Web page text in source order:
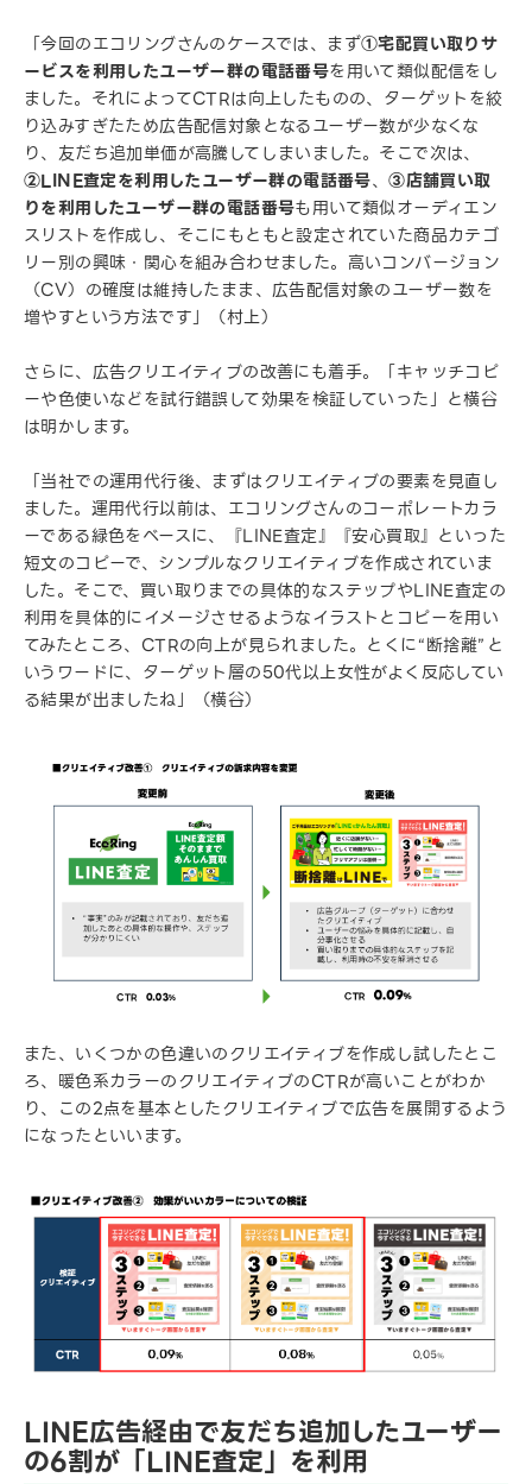
「今回のエコリングさんのケースでは、まず①宅配買い取りサ
ービスを利用したユーザー群の電話番号を用いて類似配信をし
ました。それによってCTRは向上したものの、ターゲットを絞
り込みすぎたため広告配信対象となるユーザー数が少なくな
り、友だち追加単価が高騰してしまいました。そこで次は、
②LINE査定を利用したユーザー群の電話番号、③店舗買い取
りを利用したユーザー群の電話番号も用いて類似オーディエン
スリストを作成し、そこにもともと設定されていた商品カテゴ
リー別の興味・関心を組み合わせました。高いコンバージョン
（CV）の確度は維持したまま、広告配信対象のユーザー数を
増やすという方法です」（村上）
さらに、広告クリエイティブの改善にも着手。「キャッチコピ
ーや色使いなどを試行錯誤して効果を検証していった」と横谷
は明かします。
「当社での運用代行後、まずはクリエイティブの要素を見直し
ました。運用代行以前は、エコリングさんのコーポレートカラ
ーである緑色をベースに、『LINE査定』『安心買取』といった
短文のコピーで、シンプルなクリエイティブを作成されていま
した。そこで、買い取りまでの具体的なステップやLINE査定の
利用を具体的にイメージさせるようなイラストとコピーを用い
てみたところ、CTRの向上が見られました。とくに“断捨離”と
いうワードに、ターゲット層の50代以上女性がよく反応してい
る結果が出ましたね」（横谷）
また、いくつかの色違いのクリエイティブを作成し試したとこ
ろ、暖色系カラーのクリエイティブのCTRが高いことがわか
り、この2点を基本としたクリエイティブで広告を展開するよう
になったといいます。
LINE広告経由で友だち追加したユーザー
の6割が「LINE査定」を利用